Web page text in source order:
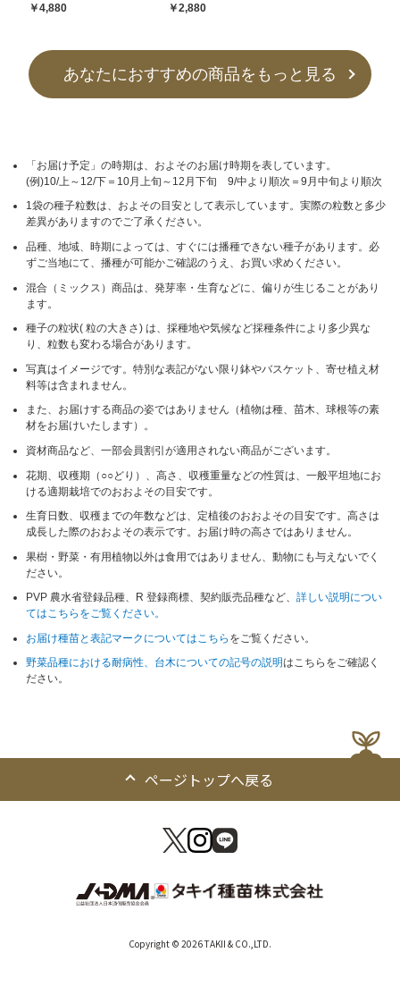
￥4,880
￥2,880
あなたにおすすめの商品をもっと見る
「お届け予定」の時期は、およそのお届け時期を表しています。
(例)10/上～12/下＝10月上旬～12月下旬 9/中より順次＝9月中旬より順次
1袋の種子粒数は、およその目安として表示しています。実際の粒数と多少
差異がありますのでご了承ください。
品種、地域、時期によっては、すぐには播種できない種子があります。必
ずご当地にて、播種が可能かご確認のうえ、お買い求めください。
混合（ミックス）商品は、発芽率・生育などに、偏りが生じることがあり
ます。
種子の粒状( 粒の大きさ) は、採種地や気候など採種条件により多少異な
り、粒数も変わる場合があります。
写真はイメージです。特別な表記がない限り鉢やバスケット、寄せ植え材
料等は含まれません。
また、お届けする商品の姿ではありません（植物は種、苗木、球根等の素
材をお届けいたします）。
資材商品など、一部会員割引が適用されない商品がございます。
花期、収穫期（○○どり）、高さ、収穫重量などの性質は、一般平坦地にお
ける適期栽培でのおおよその目安です。
生育日数、収穫までの年数などは、定植後のおおよその目安です。高さは
成長した際のおおよその表示です。お届け時の高さではありません。
果樹・野菜・有用植物以外は食用ではありません、動物にも与えないでく
ださい。
PVP 農水省登録品種、R 登録商標、契約販売品種など、詳しい説明につい
てはこちらをご覧ください。
お届け種苗と表記マークについてはこちら をご覧ください。
野菜品種における耐病性、台木についての記号の説明はこちらをご確認く
ださい。
ページトップへ戻る
Copyright © 2026 TAKII & CO.,LTD.